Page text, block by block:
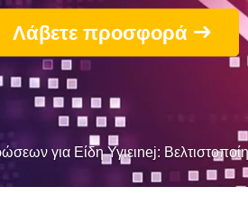
Λάβετε προσφορά
για Είδη Υγιειnej: